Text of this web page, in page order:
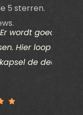
5 sterren.
goed
Hier loop je
de deur